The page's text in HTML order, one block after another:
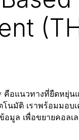
คือแนวทางที่ยืดหยุ่น
นมัติ เราพร้อมมอ
มูล เพื่อขยายคอล